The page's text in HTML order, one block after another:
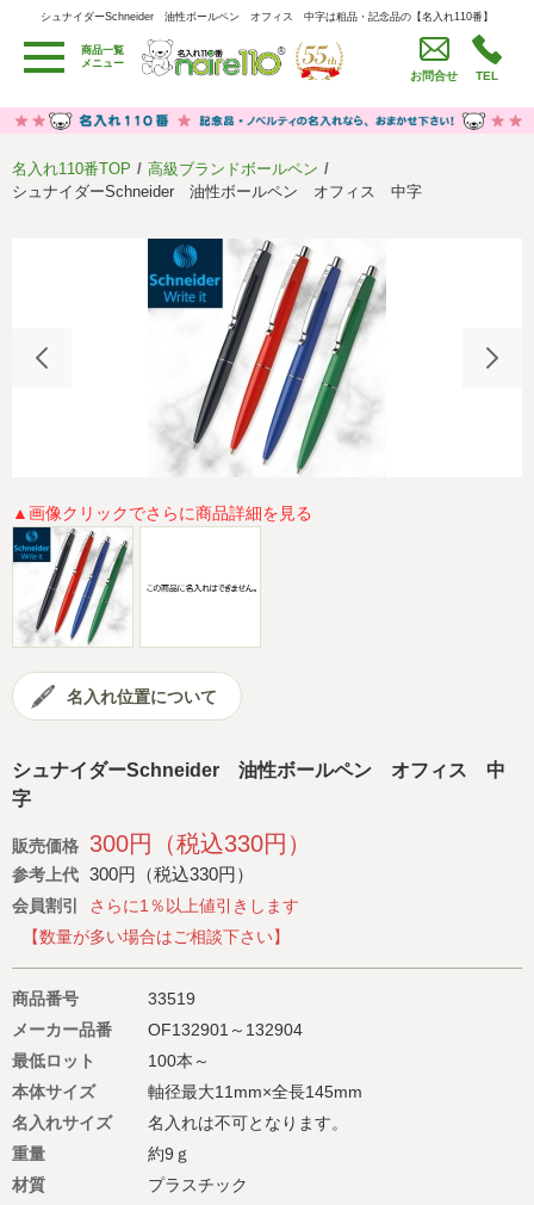
シュナイダーSchneider 油性ボールペン オフィス 中字は粗品・記念品の【名入れ110番】
シュナイダーSchneider 油性ボールペン オフィス 中字は粗品・記念品の【名入れ110番】
商品一覧
メニュー
お問合せ TEL
用途別カテゴリ
卒園・卒業記念品
労働組合・設立記念・周年記念
うちわ・扇子・ファン
イベント・パーティーグッズ
セール品グッズ
名入れについて
社会貢献活動 特定商取引法に基づく表記
著作権と推奨環境について プライバシーポリシー
採用情報
会社概要
名入れ110番TOP
高級ブランドボールペン
シュナイダーSchneider 油性ボールペン オフィス 中字
▲画像クリックでさらに商品詳細を見る
名入れ位置について
シュナイダーSchneider 油性ボールペン オフィス 中
字
販売価格 300円（税込330円）
参考上代 300円（税込330円）
会員割引
さらに1％以上値引きします
【数量が多い場合はご相談下さい】
商品番号
33519
メーカー品番
OF132901～132904
最低ロット
100本～
本体サイズ
軸径最大11mm×全長145mm
名入れサイズ
名入れは不可となります。
重量
約9ｇ
材質
プラスチック